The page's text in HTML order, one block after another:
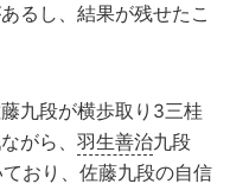
るし、結果が残せたこ
九段が横歩取り3三桂
がら、 羽生善治九段
おり、佐藤九段の自信